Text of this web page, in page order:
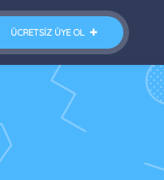
ÜCRETSIZ ÜYE OL